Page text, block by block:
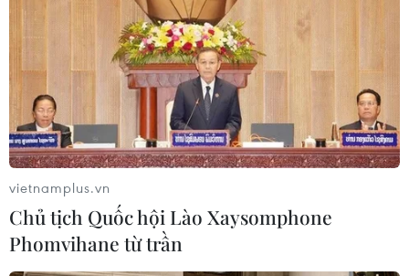
khống chế 5 ổ dịch COVID-19 lớn
Để tiếp tục tăng cường phòng, chống dịch COVID-19
trên địa bàn, tỉnh Hải Dương đề nghị Bộ Y tế hỗ trợ thiết
lập thêm các phòng xét nghiệm tại địa phương để nâng
cao công suất xét nghiệm.
vietnamplus.vn
Chủ tịch Quốc hội Lào Xaysomphone
Phomvihane từ trần